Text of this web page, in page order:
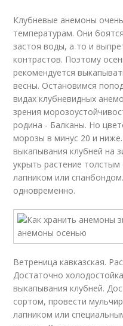
Клубневые анемоны
температурам. Они
застоя воды, а то и
контрастов. Поэтому
рекомендуется
весны. Остановимся
видах клубневидных
зрения
родина - Балканы. Но
морозы в минус 20 и
выкапывания клубней на
укрыть растение
лапником или
одновременно.
Ветреница кавказская.
Достаточно
выкапывания клубней.
сортом, провести
лапником или